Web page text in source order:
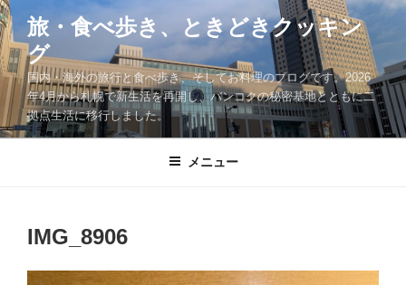
コ
ン
テ
ン
ツ
へ
ス
旅・食べ歩き、ときどきクッキン
グ
国内・海外の旅行と食べ歩き、そしてお料理のブログです。2026
年4月から札幌で新生活を再開し、バンコクの秘密基地とともに二
拠点生活に移行しました。
メニュー
IMG_8906